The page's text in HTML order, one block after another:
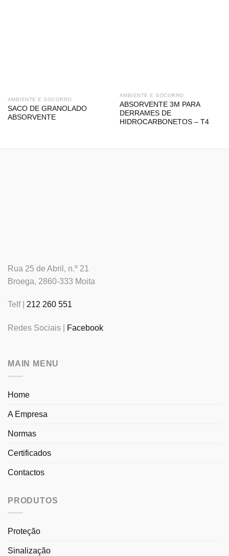
AMBIENTE E SOCORRO
SACO DE GRANOLADO
ABSORVENTE
AMBIENTE E SOCORRO
ABSORVENTE 3M PARA
DERRAMES DE
HIDROCARBONETOS – T4
Rua 25 de Abril, n.º 21
Broega, 2860-333 Moita
Telf | 212 260 551
Redes Sociais | Facebook
MAIN MENU
Home
A Empresa
Normas
Certificados
Contactos
PRODUTOS
Proteção
Sinalização